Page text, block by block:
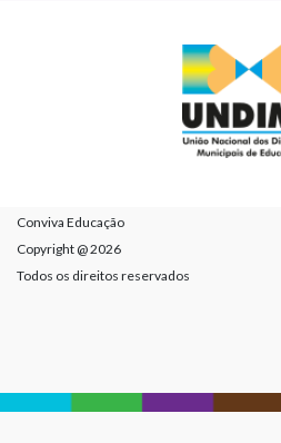
Conviva Educação
Copyright @ 2026
Todos os direitos reservados